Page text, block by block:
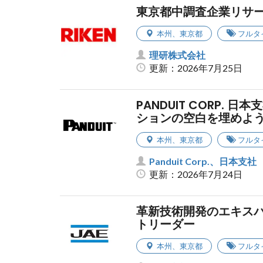
東京都中調査企業リサ
本州、 東京都 フルタ
理研株式会社
更新：2026年7月25日
PANDUIT CORP. 日本
ションの空白を埋めよ
本州、 東京都 フルタ
Panduit Corp.、日本支社
更新：2026年7月24日
革新技術開発のエキス
トリーダー
本州、 東京都 フルタ